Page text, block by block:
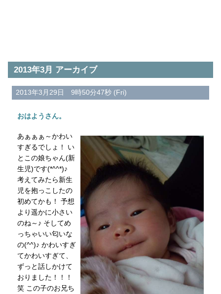
2013年3月 アーカイブ
2013年3月29日 9時50分47秒 (Fri)
おはようさん。
あぁぁぁ～かわい
すぎるでしょ！ い
とこの娘ちゃん(新
生児)です(*^^*)♪
考えてみたら新生
児を抱っこしたの
初めてかも！ 予想
より遥かに小さい
のね～♪ そしてめ
っちゃいい匂いな
の(^^)♪ かわいすぎ
てかわいすぎて、
ずっと話しかけて
おりました！！！
笑 この子のお兄ち